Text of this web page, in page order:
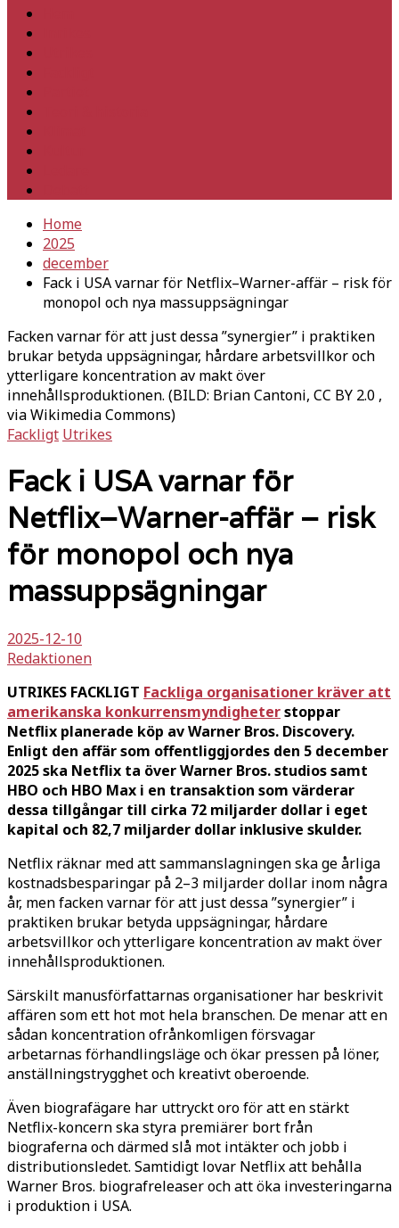
Home
2025
december
Fack i USA varnar för Netflix–Warner-affär – risk för
monopol och nya massuppsägningar
Facken varnar för att just dessa ”synergier” i praktiken
brukar betyda uppsägningar, hårdare arbetsvillkor och
ytterligare koncentration av makt över
innehållsproduktionen. (BILD: Brian Cantoni, CC BY 2.0 ,
via Wikimedia Commons)
Fackligt Utrikes
Fack i USA varnar för
Netflix–Warner-affär – risk
för monopol och nya
massuppsägningar
2025-12-10
Redaktionen
UTRIKES FACKLIGT Fackliga organisationer kräver att
amerikanska konkurrensmyndigheterstoppar
Netflix planerade köp av Warner Bros. Discovery.
Enligt den affär som offentliggjordes den 5 december
2025 ska Netflix ta över Warner Bros. studios samt
HBO och HBO Max i en transaktion som värderar
dessa tillgångar till cirka 72 miljarder dollar i eget
kapital och 82,7 miljarder dollar inklusive skulder.
Netflix räknar med att sammanslagningen ska ge årliga
kostnadsbesparingar på 2–3 miljarder dollar inom några
år, men facken varnar för att just dessa ”synergier” i
praktiken brukar betyda uppsägningar, hårdare
arbetsvillkor och ytterligare koncentration av makt över
innehållsproduktionen.
Särskilt manusförfattarnas organisationer har beskrivit
affären som ett hot mot hela branschen. De menar att en
sådan koncentration ofrånkomligen försvagar
arbetarnas förhandlingsläge och ökar pressen på löner,
anställningstrygghet och kreativt oberoende.
Även biografägare har uttryckt oro för att en stärkt
Netflix-koncern ska styra premiärer bort från
biograferna och därmed slå mot intäkter och jobb i
distributionsledet. Samtidigt lovar Netflix att behålla
Warner Bros. biografreleaser och att öka investeringarna
i produktion i USA.